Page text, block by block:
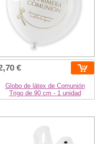
€
Globo de látex de Comunión
Trigo de 90 cm - 1 unidad